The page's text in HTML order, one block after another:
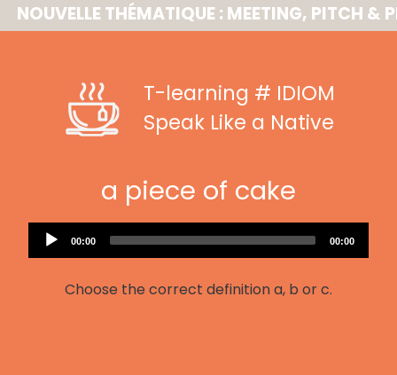
THÉMATIQUE : MEETING, PITCH &
T-learning # IDIOM
Speak Like a Native
a piece of cake
Audio
Player
Current
00:00
Total
00:00
Choose the correct definition a, b or c.